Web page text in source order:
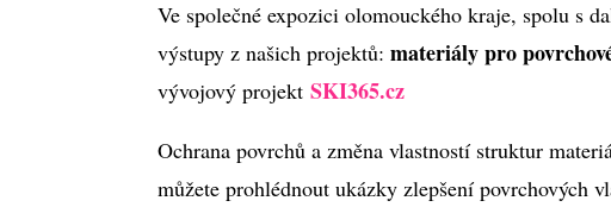
Ve společné expozici olomouckého kraje, spolu s
výstupy z našich projektů: materiály pro
vývojový projekt SKI365.cz
Ochrana povrchů a změna vlastností struktur
můžete prohlédnout ukázky zlepšení povrchových